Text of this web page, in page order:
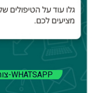
צור קשר ב-WHATSAPP